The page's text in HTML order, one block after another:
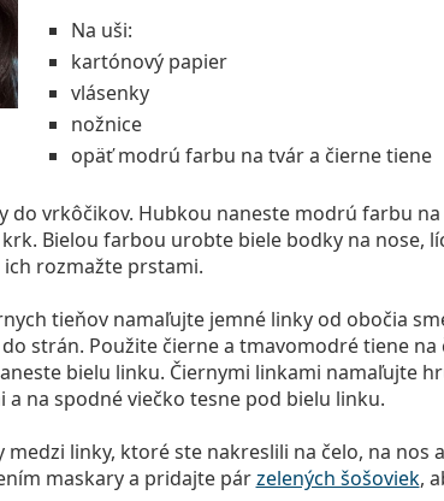
Na uši:
kartónový papier
vlásenky
nožnice
opäť modrú farbu na tvár a čierne tiene
do vrkôčikov. Hubkou naneste modrú farbu
Bielou farbou urobte biele bodky na nose,
rozmažte prstami.
tieňov namaľujte jemné linky od obočia
strán. Použite čierne a tmavomodré tiene na
bielu linku. Čiernymi linkami namaľujte
na spodné viečko tesne pod bielu linku.
linky, ktoré ste nakreslili na čelo, na nos
maskary a pridajte párzelených šošoviek,